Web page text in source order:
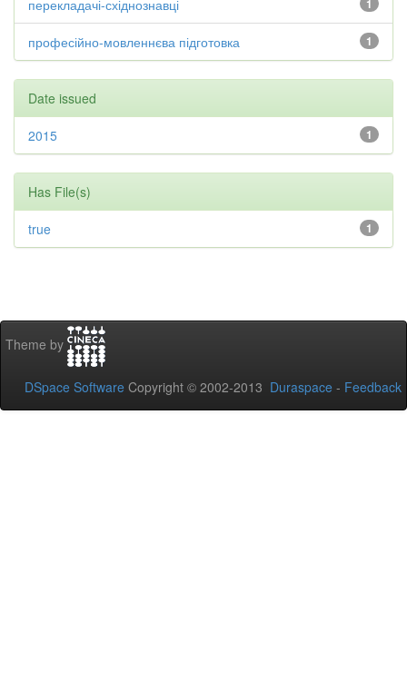
1
перекладачі-східнознавці
1
професійно-мовленнєва підготовка
Date issued
1
2015
Has File(s)
1
true
Theme by
DSpace Software Copyright © 2002-2013 Duraspace - Feedback